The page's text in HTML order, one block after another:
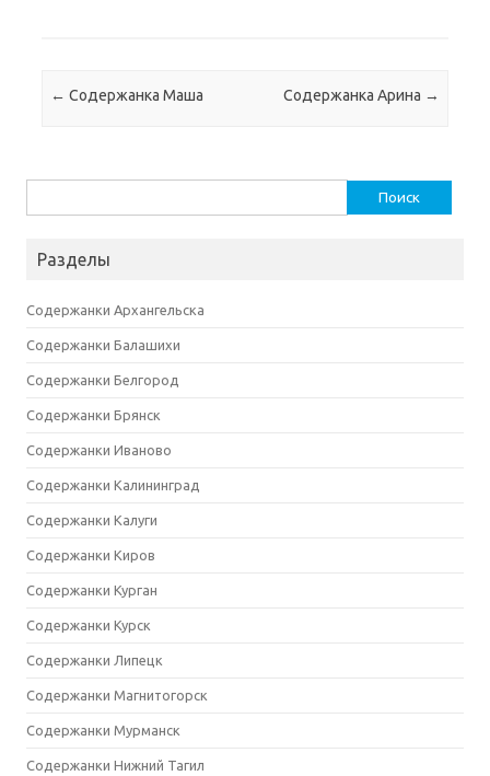
Навигация по записям
← Содержанка Маша Содержанка Арина →
Разделы
Содержанки Архангельска
Содержанки Балашихи
Содержанки Белгород
Содержанки Брянск
Содержанки Иваново
Содержанки Калининград
Содержанки Калуги
Содержанки Киров
Содержанки Курган
Содержанки Курск
Содержанки Липецк
Содержанки Магнитогорск
Содержанки Мурманск
Содержанки Нижний Тагил